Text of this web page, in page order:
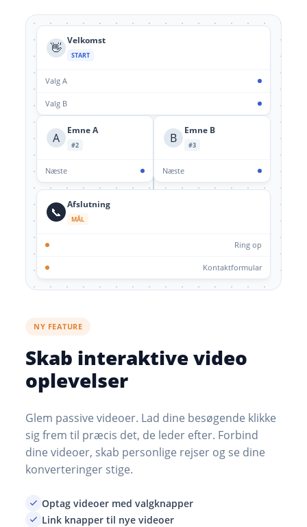
👋 Velkomst
START
Valg A
Valg B
A Emne A
#2
Næste
B Emne B
#3
Næste
📞 Afslutning
MÅL
Ring op
Kontaktformular
NY FEATURE
Skab interaktive video
oplevelser
Glem passive videoer. Lad dine besøgende klikke
sig frem til præcis det, de leder efter. Forbind
dine videoer, skab personlige rejser og se dine
konverteringer stige.
Optag videoer med valgknapper
Link knapper til nye videoer